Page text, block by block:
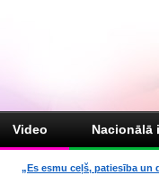
Video Nacionālā
„Es esmu ceļš, patiesība un